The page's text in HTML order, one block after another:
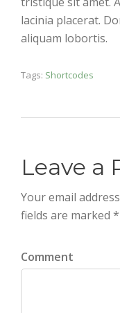
lacinia placerat.
aliquam lobortis.
Tags: Shortcodes
Leave a
Your email
fields are marked *
Comment